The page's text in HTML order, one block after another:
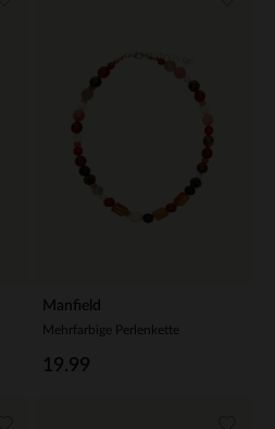
Manfield
Mehrfarbige Perlenkette
19.99